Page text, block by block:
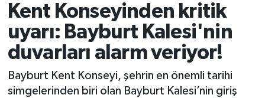
Kent Konseyinden kritik
uyarı: Bayburt Kalesi'nin
duvarları alarm veriyor!
Bayburt Kent Konseyi, şehrin en önemli tarihi
simgelerinden biri olan Bayburt Kalesi’nin giriş
Süper Lig Puan Durumu ve Fikstür
Tüm Manşetler
Son Dakika Haberleri